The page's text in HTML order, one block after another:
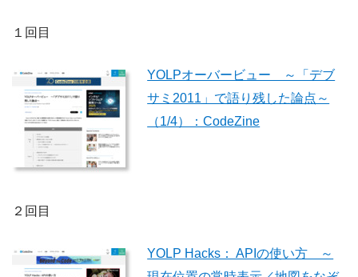
１回目
YOLPオーバービュー ～「デブ
サミ2011」で語り残した論点～
（1/4）：CodeZine
２回目
YOLP Hacks： APIの使い方 ～